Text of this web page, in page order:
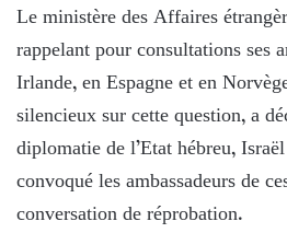
Le ministère des Affaires
rappelant pour consultations ses
Irlande, en Espagne et en
silencieux sur cette question, a
diplomatie de l’Etat hébreu,
convoqué les ambassadeurs de
conversation de réprobation.